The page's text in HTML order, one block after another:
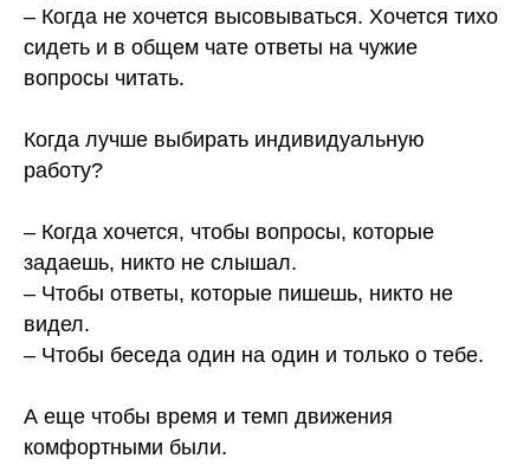
– Когда не хочется высовываться. Хочется тихо
сидеть и в общем чате ответы на чужие
вопросы читать.
Когда лучше выбирать индивидуальную
работу?
– Когда хочется, чтобы вопросы, которые
задаешь, никто не слышал.
– Чтобы ответы, которые пишешь, никто не
видел.
– Чтобы беседа один на один и только о тебе.
А еще чтобы время и темп движения
комфортными были.